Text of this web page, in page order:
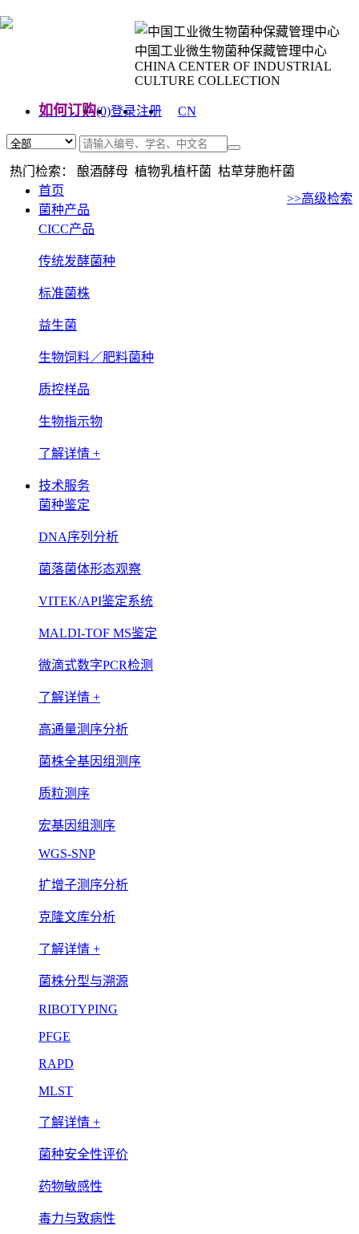
中国工业微生物菌种保藏管理中心
CHINA CENTER OF INDUSTRIAL
CULTURE COLLECTION
如何订购(0)登录注册
CN
热门检索： 酿酒酵母 植物乳植杆菌 枯草芽胞杆菌
>>高级检索
首页
菌种产品
CICC产品
传统发酵菌种
标准菌株
益生菌
生物饲料／肥料菌种
质控样品
生物指示物
了解详情 +
技术服务
菌种鉴定
DNA序列分析
菌落菌体形态观察
VITEK/API鉴定系统
MALDI-TOF MS鉴定
微滴式数字PCR检测
了解详情 +
高通量测序分析
菌株全基因组测序
质粒测序
宏基因组测序
WGS-SNP
扩增子测序分析
克隆文库分析
了解详情 +
菌株分型与溯源
RIBOTYPING
PFGE
RAPD
MLST
了解详情 +
菌种安全性评价
药物敏感性
毒力与致病性